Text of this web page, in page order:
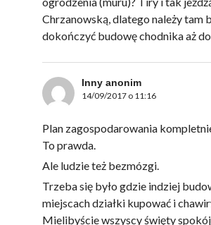
Chrzanowską, dlatego należy tam
dokończyć budowę chodnika aż
Inny anonim
14/09/2017 o 11:16
Plan zagospodarowania
To prawda.
Ale ludzie też bezmózgi.
Trzeba się było gdzie indziej
miejscach działki kupować i
Mielibyście wszyscy święty